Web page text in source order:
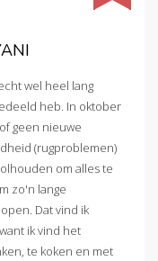
wel heel lang
heb. In oktober
geen nieuwe
(rugproblemen)
om alles te
zo'n lange
Dat vind ik
ik vind het
te koken en met